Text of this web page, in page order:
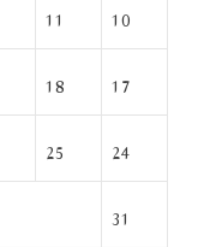
10
11
17
18
24
25
31